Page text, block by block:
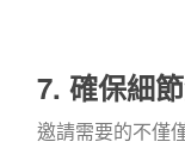
7. 確保細
邀請需要的不僅